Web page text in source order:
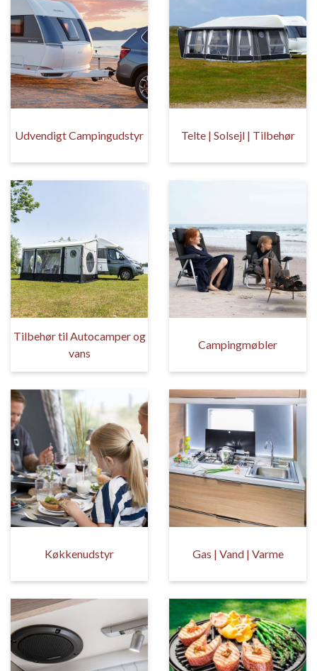
Udvendigt Campingudstyr Telte | Solsejl | Tilbehør
Tilbehør til Autocamper og
vans
Campingmøbler
Køkkenudstyr Gas | Vand | Varme